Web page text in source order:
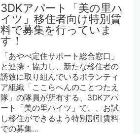
3DKアパート「美の里ハ
イツ」移住者向け特別賃
料で募集を行っていま
す！
「あやべ定住サポート総合窓口」
と連携・協力し、新たな移住者の
誘致に取り組んでいるボランティ
ア組織「ここらへんのことつたえ
隊」の隊員が所有する、3DKアパ
ート「美の里ハイツ」で、、お試
し移住ができるよう特別割引賃料
での募集…